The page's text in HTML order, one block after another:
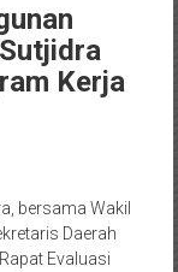
Kerja
bersama Wakil
Daerah
Evaluasi